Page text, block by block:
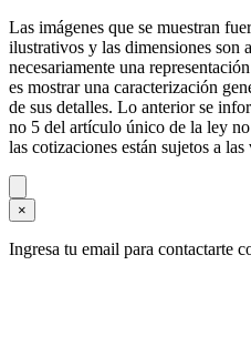
Las imágenes que se muestran
ilustrativos y las dimensiones son
necesariamente una
es mostrar una caracterización
de sus detalles. Lo anterior se
no 5 del artículo único de la ley
las cotizaciones están sujetos a
×
Ingresa tu email para contactarte